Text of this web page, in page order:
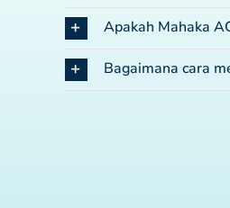
Apakah Mahaka
Bagaimana cara